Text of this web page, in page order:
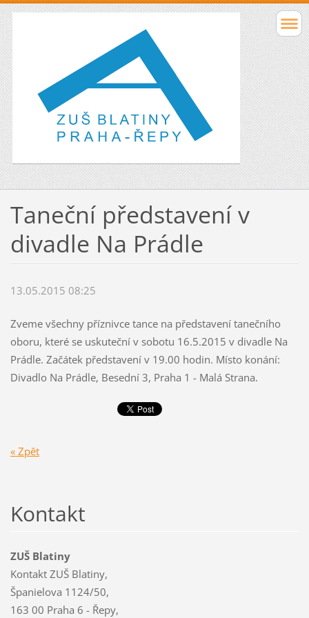
Taneční představení v
divadle Na Prádle
13.05.2015 08:25
Zveme všechny příznivce tance na představení tanečního
oboru, které se uskuteční v sobotu 16.5.2015 v divadle Na
Prádle. Začátek představení v 19.00 hodin. Místo konání:
Divadlo Na Prádle, Besední 3, Praha 1 - Malá Strana.
« Zpět
Kontakt
ZUŠ Blatiny
Kontakt ZUŠ Blatiny,
Španielova 1124/50,
163 00 Praha 6 - Řepy,